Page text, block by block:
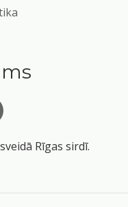
Rīgas sirdī.